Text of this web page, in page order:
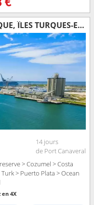
€
ÉTATS-UNIS, BAHAMAS, MEXIQUE, ÎLES TURQUES-ET-CAÏQUES, RÉPUBLIQUE DOMINICAINE
14 jours
de Port Canaveral
> Cozumel > Costa
> Puerto Plata > Ocean
en 4X